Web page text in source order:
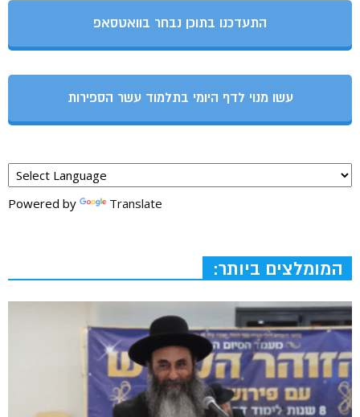
התעדכנו בתוכן נבחר בוואטסאפ
עשו מנוי לדף היומי בתלמוד עשר הספירות
Powered by Translate
המומלצים ביותר: